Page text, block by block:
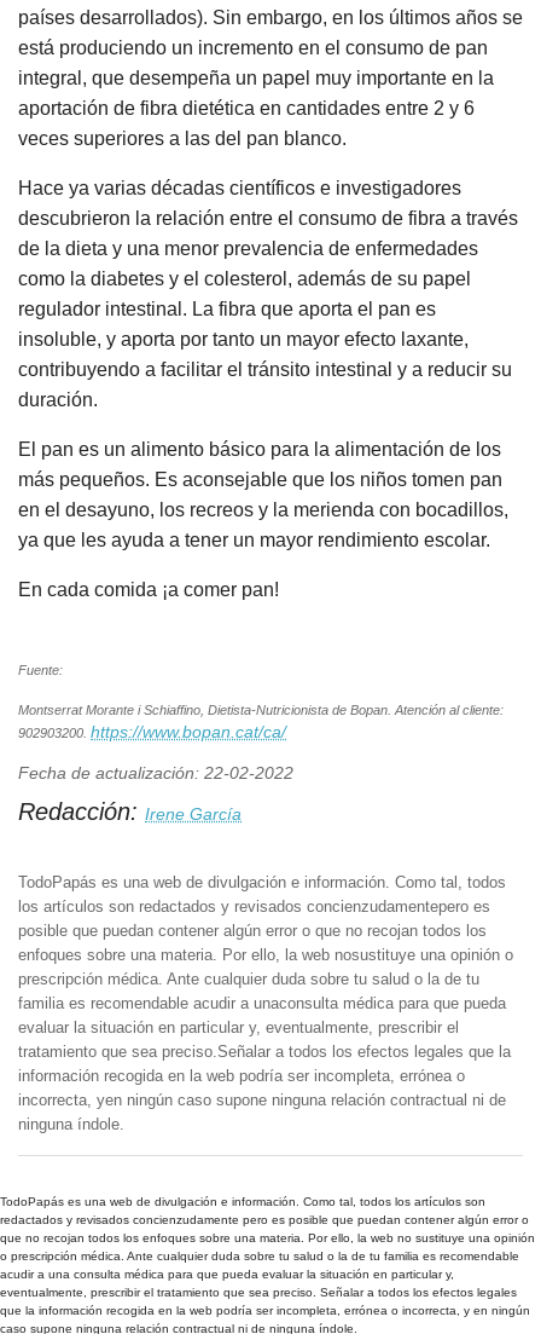
países desarrollados). Sin embargo, en los últimos años se
está produciendo un incremento en el consumo de pan
integral, que desempeña un papel muy importante en la
aportación de fibra dietética en cantidades entre 2 y 6
veces superiores a las del pan blanco.
Hace ya varias décadas científicos e investigadores
descubrieron la relación entre el consumo de fibra a través
de la dieta y una menor prevalencia de enfermedades
como la diabetes y el colesterol, además de su papel
regulador intestinal. La fibra que aporta el pan es
insoluble, y aporta por tanto un mayor efecto laxante,
contribuyendo a facilitar el tránsito intestinal y a reducir su
duración.
El pan es un alimento básico para la alimentación de los
más pequeños. Es aconsejable que los niños tomen pan
en el desayuno, los recreos y la merienda con bocadillos,
ya que les ayuda a tener un mayor rendimiento escolar.
En cada comida ¡a comer pan!
Fuente:
Montserrat Morante i Schiaffino, Dietista-Nutricionista de Bopan. Atención al cliente:
902903200. https://www.bopan.cat/ca/
Fecha de actualización: 22-02-2022
Redacción: Irene García
TodoPapás es una web de divulgación e información. Como tal, todos
los artículos son redactados y revisados concienzudamentepero es
posible que puedan contener algún error o que no recojan todos los
enfoques sobre una materia. Por ello, la web nosustituye una opinión o
prescripción médica. Ante cualquier duda sobre tu salud o la de tu
familia es recomendable acudir a unaconsulta médica para que pueda
evaluar la situación en particular y, eventualmente, prescribir el
tratamiento que sea preciso.Señalar a todos los efectos legales que la
información recogida en la web podría ser incompleta, errónea o
incorrecta, yen ningún caso supone ninguna relación contractual ni de
ninguna índole.
TodoPapás es una web de divulgación e información. Como tal, todos los artículos son
redactados y revisados concienzudamente pero es posible que puedan contener algún error o
que no recojan todos los enfoques sobre una materia. Por ello, la web no sustituye una opinión
o prescripción médica. Ante cualquier duda sobre tu salud o la de tu familia es recomendable
acudir a una consulta médica para que pueda evaluar la situación en particular y,
eventualmente, prescribir el tratamiento que sea preciso. Señalar a todos los efectos legales
que la información recogida en la web podría ser incompleta, errónea o incorrecta, y en ningún
caso supone ninguna relación contractual ni de ninguna índole.